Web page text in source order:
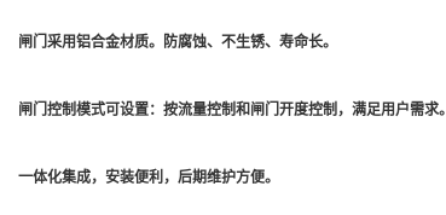
闸门采用铝合金材质。防腐蚀、不生锈、寿命长。
闸门控制模式可设置：按流量控制和闸门开度控制，满足用户需求。
一体化集成，安装便利，后期维护方便。